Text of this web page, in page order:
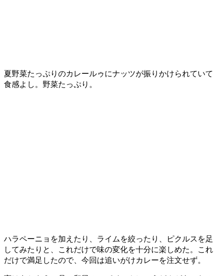
夏野菜たっぷりのカレールゥにナッツが振りかけられていて
食感よし。野菜たっぷり。
ハラペーニョを加えたり、ライムを絞ったり、ピクルスを足
してみたりと、これだけで味の変化を十分に楽しめた。これ
だけで満足したので、今回は追いがけカレーを注文せず。